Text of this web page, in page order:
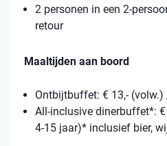
2 personen in een 2-
retour
Maaltijden aan boord
Ontbijtbuffet: € 13,-
All-inclusive dinerbuffet*:
4-15 jaar)* inclusief bier,